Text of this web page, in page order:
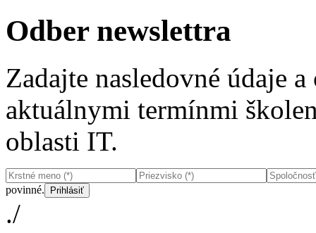
Odber newslettra
Zadajte nasledovné údaje
aktuálnymi termínmi
oblasti IT.
povinné.
./